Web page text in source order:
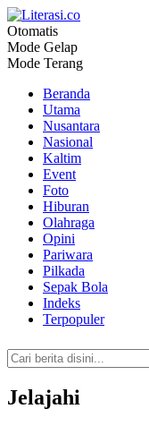
Literasi.co
Pilar Informasi
Otomatis
Mode Gelap
Mode Terang
Beranda
Utama
Nusantara
Nasional
Kaltim
Event
Foto
Hiburan
Olahraga
Opini
Pariwara
Pilkada
Sepak Bola
Indeks
Terpopuler
Jelajahi